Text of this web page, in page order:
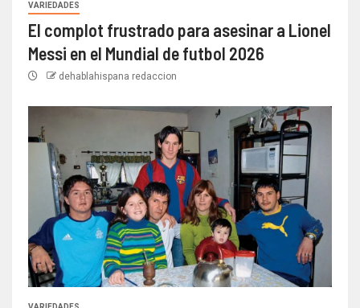
VARIEDADES
El complot frustrado para asesinar a Lionel
Messi en el Mundial de futbol 2026
dehablahispana redaccion